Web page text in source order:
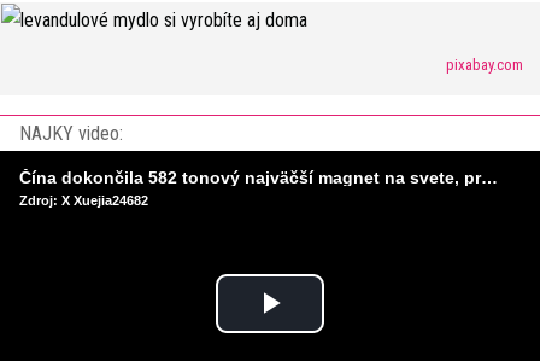
pixabay.com
NAJKY video:
Play
Čína dokončila 582 tonový najväčší magnet na svete, pripravený na stavbu umelého Slnka
Zdroj: X Xuejia24682